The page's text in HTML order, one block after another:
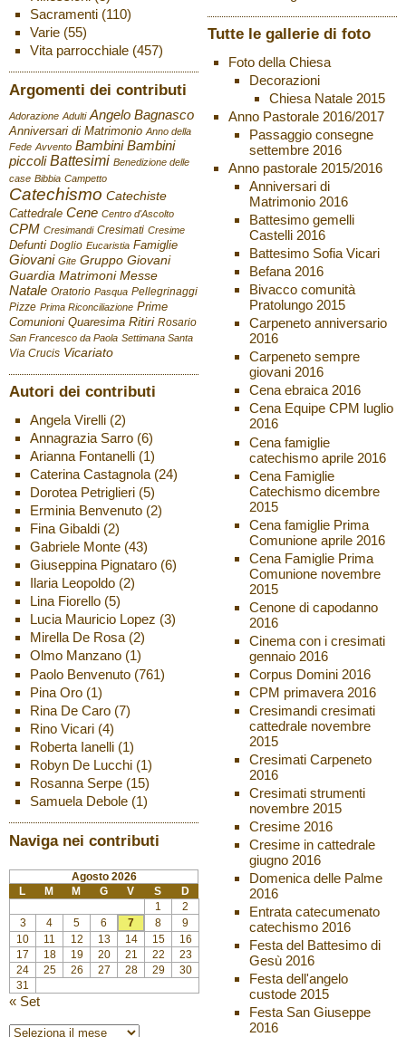
Sacramenti(110)
Varie(55)
Vita parrocchiale(457)
Argomenti dei contributi
Adorazione Adulti Angelo Bagnasco
Anniversari di Matrimonio Anno della
Fede Avvento Bambini Bambini
piccoli Battesimi Benedizione delle
case Bibbia Campetto
Catechismo Catechiste
Cattedrale Cene Centro d'Ascolto
CPM Cresimandi Cresimati Cresime
Defunti Doglio Eucaristia Famiglie
Giovani Gite Gruppo Giovani
Guardia Matrimoni Messe
Natale Oratorio Pasqua Pellegrinaggi
Pizze Prima Riconciliazione Prime
Comunioni Quaresima Ritiri Rosario
San Francesco da Paola Settimana Santa
Via Crucis Vicariato
Autori dei contributi
Angela Virelli(2)
Annagrazia Sarro(6)
Arianna Fontanelli(1)
Caterina Castagnola(24)
Dorotea Petriglieri(5)
Erminia Benvenuto(2)
Fina Gibaldi(2)
Gabriele Monte(43)
Giuseppina Pignataro(6)
Ilaria Leopoldo(2)
Lina Fiorello(5)
Lucia Mauricio Lopez (3)
Mirella De Rosa(2)
Olmo Manzano(1)
Paolo Benvenuto(761)
Pina Oro(1)
Rina De Caro(7)
Rino Vicari(4)
Roberta Ianelli(1)
Robyn De Lucchi(1)
Rosanna Serpe(15)
Samuela Debole(1)
Naviga nei contributi
Agosto 2026
L
M M G V S
D
1
2
3
4 5 6 7 8
9
10
11 12 13 14 15
16
17
18 19 20 21 22
23
24
25 26 27 28 29
30
31
« Set
Tutte le gallerie di foto
Foto della Chiesa
Decorazioni
Chiesa Natale 2015
Anno Pastorale 2016/2017
Passaggio consegne
settembre 2016
Anno pastorale 2015/2016
Anniversari di
Matrimonio 2016
Battesimo gemelli
Castelli 2016
Battesimo Sofia Vicari
Befana 2016
Bivacco comunità
Pratolungo 2015
Carpeneto anniversario
2016
Carpeneto sempre
giovani 2016
Cena ebraica 2016
Cena Equipe CPM luglio
2016
Cena famiglie
catechismo aprile 2016
Cena Famiglie
Catechismo dicembre
2015
Cena famiglie Prima
Comunione aprile 2016
Cena Famiglie Prima
Comunione novembre
2015
Cenone di capodanno
2016
Cinema con i cresimati
gennaio 2016
Corpus Domini 2016
CPM primavera 2016
Cresimandi cresimati
cattedrale novembre
2015
Cresimati Carpeneto
2016
Cresimati strumenti
novembre 2015
Cresime 2016
Cresime in cattedrale
giugno 2016
Domenica delle Palme
2016
Entrata catecumenato
catechismo 2016
Festa del Battesimo di
Gesù 2016
Festa dell'angelo
custode 2015
Festa San Giuseppe
2016